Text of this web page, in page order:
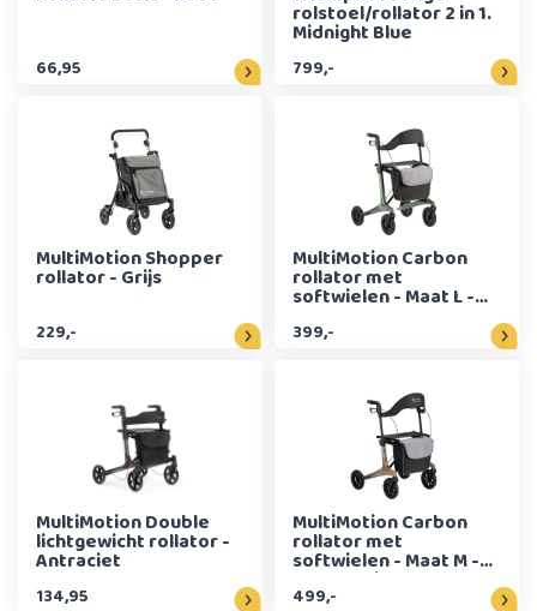
66,95
rolstoel/rollator 2 in 1.
Midnight Blue
799,-
MultiMotion Shopper
rollator - Grijs
229,-
MultiMotion Carbon
rollator met
softwielen - Maat L -
399,-
MultiMotion Double
lichtgewicht rollator -
Antraciet
134,95
MultiMotion Carbon
rollator met
softwielen - Maat M -
Panterprint
499,-